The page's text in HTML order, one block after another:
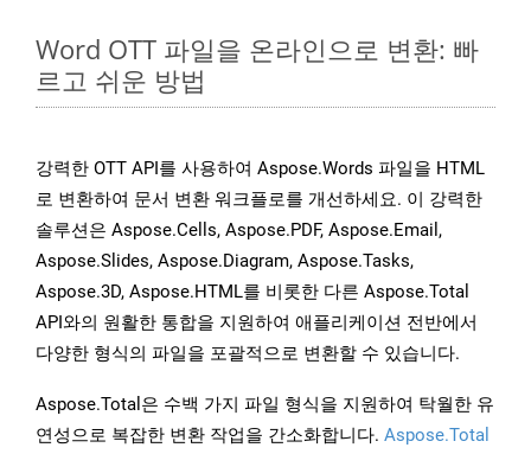
Word OTT 파일을 온라인으로 변환: 빠
르고 쉬운 방법
강력한 OTT API를 사용하여 Aspose.Words 파일을 HTML
로 변환하여 문서 변환 워크플로를 개선하세요. 이 강력한
솔루션은 Aspose.Cells, Aspose.PDF, Aspose.Email,
Aspose.Slides, Aspose.Diagram, Aspose.Tasks,
Aspose.3D, Aspose.HTML를 비롯한 다른 Aspose.Total
API와의 원활한 통합을 지원하여 애플리케이션 전반에서
다양한 형식의 파일을 포괄적으로 변환할 수 있습니다.
Aspose.Total은 수백 가지 파일 형식을 지원하여 탁월한 유
연성으로 복잡한 변환 작업을 간소화합니다. Aspose.Total